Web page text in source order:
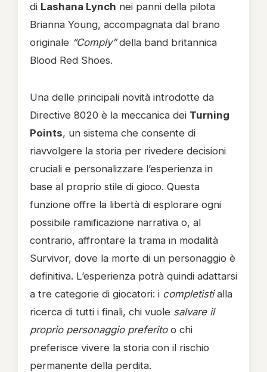
di Lashana Lynch nei panni della pilota
Brianna Young, accompagnata dal brano
originale “Comply”della band britannica
Blood Red Shoes.
Una delle principali novità introdotte da
Directive 8020 è la meccanica dei Turning
Points, un sistema che consente di
riavvolgere la storia per rivedere decisioni
cruciali e personalizzare l’esperienza in
base al proprio stile di gioco. Questa
funzione offre la libertà di esplorare ogni
possibile ramificazione narrativa o, al
contrario, affrontare la trama in modalità
Survivor, dove la morte di un personaggio è
definitiva. L’esperienza potrà quindi adattarsi
a tre categorie di giocatori: i completistialla
ricerca di tutti i finali, chi vuole salvare il
proprio personaggio preferitoo chi
preferisce vivere la storia con il rischio
permanente della perdita.